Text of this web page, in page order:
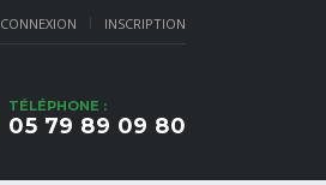
CONNEXION INSCRIPTION
TÉLÉPHONE :
05 79 89 09 80